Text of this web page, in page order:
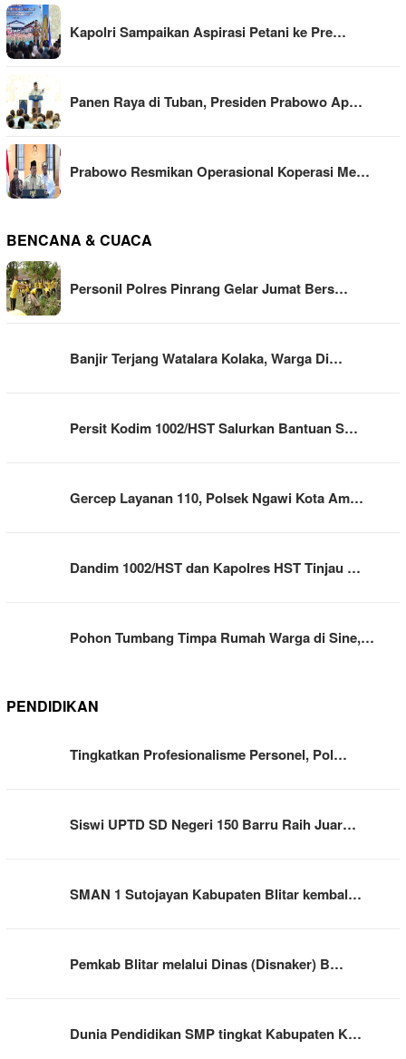
Kapolri Sampaikan Aspirasi Petani ke Pre…
Panen Raya di Tuban, Presiden Prabowo Ap…
Prabowo Resmikan Operasional Koperasi Me…
BENCANA & CUACA
Personil Polres Pinrang Gelar Jumat Bers…
Banjir Terjang Watalara Kolaka, Warga Di…
Persit Kodim 1002/HST Salurkan Bantuan S…
Gercep Layanan 110, Polsek Ngawi Kota Am…
Dandim 1002/HST dan Kapolres HST Tinjau …
Pohon Tumbang Timpa Rumah Warga di Sine,…
PENDIDIKAN
Tingkatkan Profesionalisme Personel, Pol…
Siswi UPTD SD Negeri 150 Barru Raih Juar…
SMAN 1 Sutojayan Kabupaten Blitar kembal…
Pemkab Blitar melalui Dinas (Disnaker) B…
Dunia Pendidikan SMP tingkat Kabupaten K…